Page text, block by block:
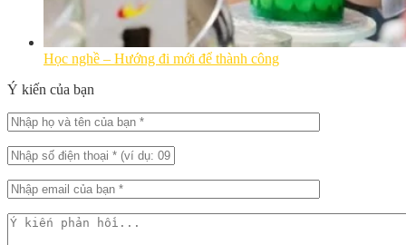
Học nghề – Hướng đi mới để thành công
Ý kiến của bạn